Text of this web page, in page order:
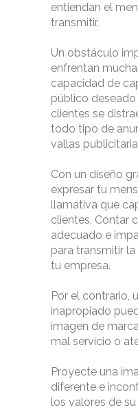
entiendan el
transmitir.
Un obstáculo
enfrentan
capacidad de
público
clientes se
todo tipo de
vallas
Con un diseño
expresar tu
llamativa que
clientes. Contar
adecuado e
para transmitir
tu empresa.
Por el contrario,
inapropiado
imagen de
mal servicio o
Proyecte una
diferente e
los valores de